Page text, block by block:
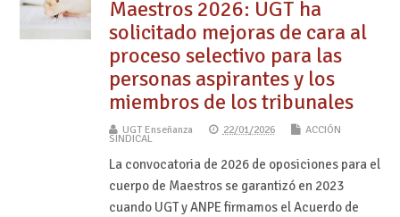
Maestros 2026: UGT ha
solicitado mejoras de cara al
proceso selectivo para las
personas aspirantes y los
miembros de los tribunales
UGT Enseñanza 22/01/2026 ACCIÓN
SINDICAL
La convocatoria de 2026 de oposiciones para el
cuerpo de Maestros se garantizó en 2023
cuando UGT y ANPE firmamos el Acuerdo de